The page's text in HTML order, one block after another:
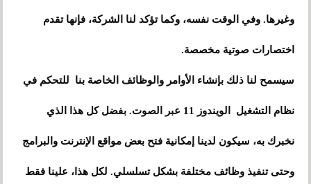
وغيرها. وفي الوقت نفسه، وكما تؤكد لنا الشركة، فإنها تقدم
اختصارات صوتية مخصصة.
سيسمح لنا ذلك بإنشاء الأوامر والوظائف الخاصة بنا للتحكم في
نظام التشغيل الويندوز 11 عبر الصوت. بفضل كل هذا الذي
نخبرك به، سيكون لدينا إمكانية فتح بعض مواقع الإنترنت والبرامج
وحتى تنفيذ وظائف مختلفة بشكل تسلسلي. لكل هذا، علينا فقط